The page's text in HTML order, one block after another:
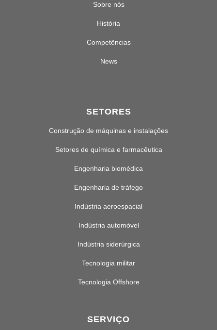
Sobre nós
História
Competências
News
SETORES
Construção de máquinas e instalações
Setores de química e farmacêutica
Engenharia biomédica
Engenharia de tráfego
Indústria aeroespacial
Indústria automóvel
Indústria siderúrgica
Tecnologia militar
Tecnologia Offshore
SERVIÇO